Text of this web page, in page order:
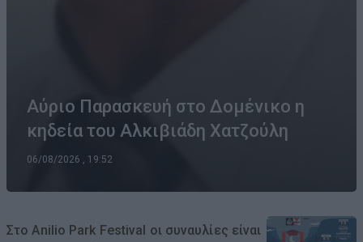
Αύριο Παρασκευή στο Δομένικο η
κηδεία του Αλκιβιάδη Χατζούλη
06/08/2026 , 19:52
Στο Anilio Park Festival οι συναυλίες είναι